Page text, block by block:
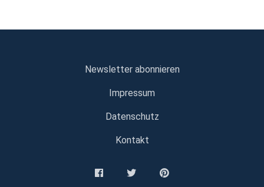
Newsletter abonnieren
Impressum
Datenschutz
Kontakt